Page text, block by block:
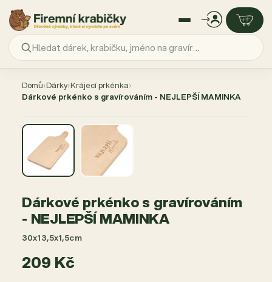
obsah
Domů›Dárky›Krájecí prkénka›
Dárkové prkénko s gravírováním - NEJLEPŠÍ MAMINKA
Dárkové prkénko s gravírováním
- NEJLEPŠÍ MAMINKA
30x13,5x1,5cm
209 Kč